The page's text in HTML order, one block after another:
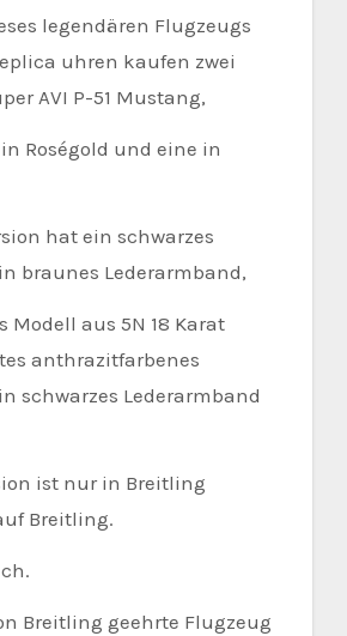
legendären Flugzeugs
uhren kaufen zwei
AVI P-51 Mustang,
und eine in
hat ein schwarzes
braunes Lederarmband,
aus 5N 18 Karat
anthrazitfarbenes
schwarzes Lederarmband
ist nur in Breitling
Breitling.
Breitling geehrte Flugzeug